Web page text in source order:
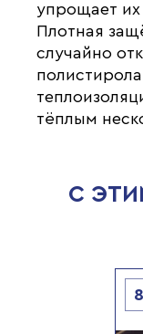
упрощает их
Плотная
случайно
тёплым
С